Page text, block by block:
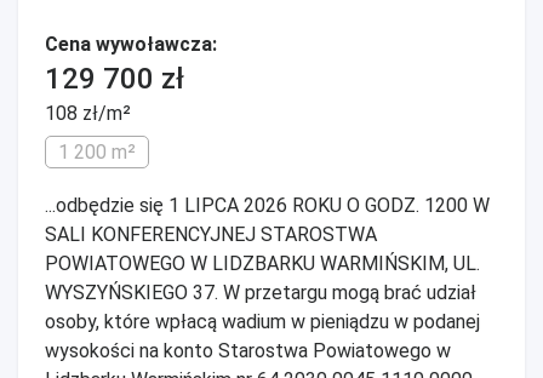
Cena wywoławcza:
129 700 zł
108 zł/m²
1 200 m²
...odbędzie się 1 LIPCA 2026 ROKU O GODZ. 1200 W
SALI KONFERENCYJNEJ STAROSTWA
POWIATOWEGO W LIDZBARKU WARMIŃSKIM, UL.
WYSZYŃSKIEGO 37. W przetargu mogą brać udział
osoby, które wpłacą wadium w pieniądzu w podanej
wysokości na konto Starostwa Powiatowego w